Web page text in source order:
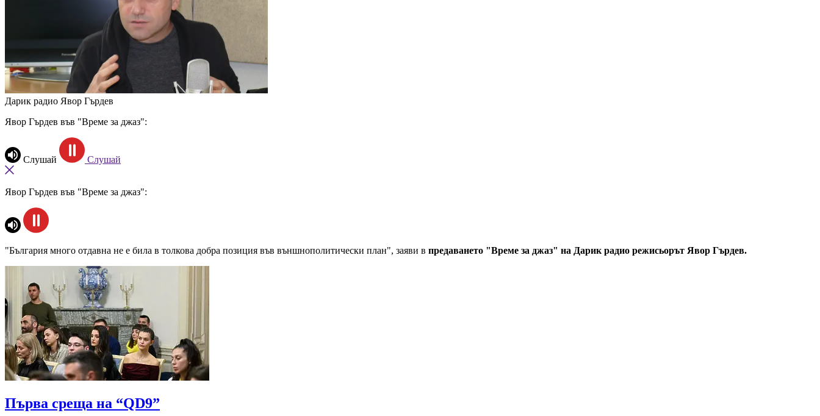
Дарик радио Явор Гърдев
Явор Гърдев във "Време за джаз":
Слушай Слушай
Явор Гърдев във "Време за джаз":
"България много отдавна не е била в толкова добра позиция във външнополитически план", заяви в предаването "Време за джаз" на Дарик радио режисьорът Явор Гърдев.
Първа среща на “QD9”